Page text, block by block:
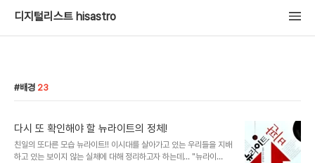
디지털리스트 hisastro
배경 23
다시 또 확인해야 할 뉴라이트의 정체!
친일의 또다른 모습 뉴라이트!! 이시대를 살아가고 있는 우리들을 지배
하고 있는 보이지 않는 실체에 대해 정리하고자 하는데... "뉴라이